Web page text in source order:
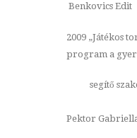
Benkovics Edit
2009 „Játékos
program a
segítő
Pektor